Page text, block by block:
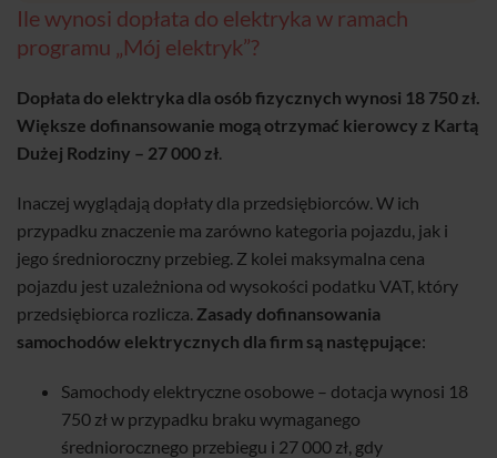
Ile wynosi dopłata do elektryka w ramach
programu „Mój elektryk”?
Dopłata do elektryka dla osób fizycznych wynosi 18 750 zł.
Większe dofinansowanie mogą otrzymać kierowcy z Kartą
Dużej Rodziny – 27 000 zł.
Inaczej wyglądają dopłaty dla przedsiębiorców. W ich
przypadku znaczenie ma zarówno kategoria pojazdu, jak i
jego średnioroczny przebieg. Z kolei maksymalna cena
pojazdu jest uzależniona od wysokości podatku VAT, który
przedsiębiorca rozlicza. Zasady dofinansowania
samochodów elektrycznych dla firm są następujące:
Samochody elektryczne osobowe – dotacja wynosi 18
750 zł w przypadku braku wymaganego
średniorocznego przebiegu i 27 000 zł, gdy